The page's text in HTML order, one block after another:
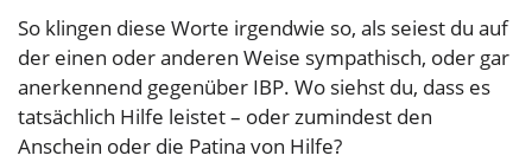
So klingen diese Worte irgendwie so, als seiest du auf
der einen oder anderen Weise sympathisch, oder gar
anerkennend gegenüber IBP. Wo siehst du, dass es
tatsächlich Hilfe leistet – oder zumindest den
Anschein oder die Patina von Hilfe?